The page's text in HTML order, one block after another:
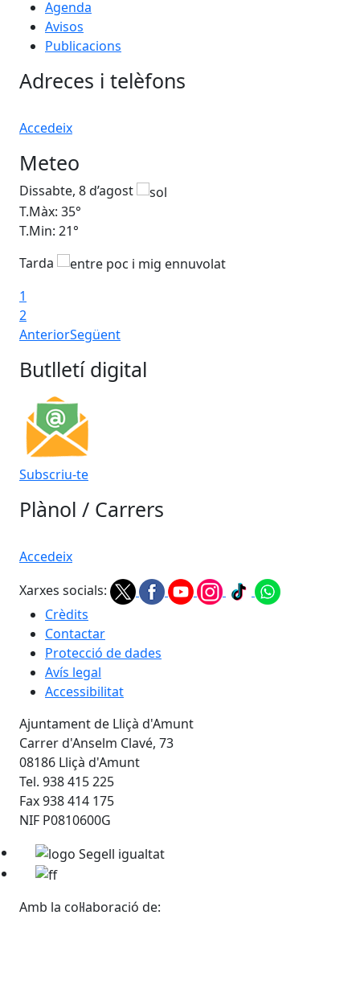
Agenda
Avisos
Publicacions
Adreces i telèfons
Accedeix
Meteo
Dissabte, 8 d’agost
T.Màx: 35°
T.Min: 21°
Tarda
1
2
AnteriorSegüent
Butlletí digital
Subscriu-te
Plànol / Carrers
Accedeix
Xarxes socials:
Crèdits
Contactar
Protecció de dades
Avís legal
Accessibilitat
Ajuntament de Lliçà d'Amunt
Carrer d'Anselm Clavé, 73
08186 Lliçà d'Amunt
Tel. 938 415 225
Fax 938 414 175
NIF P0810600G
Amb la col·laboració de: